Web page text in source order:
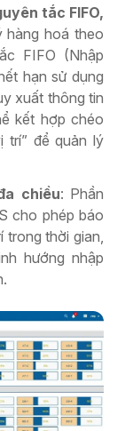
tắc FIFO,
hàng hoá theo
FIFO (Nhập
hạn sử dụng
xuất thông tin
kết hợp chéo
trí” để quản lý
chiều: Phần
cho phép báo
thời gian,
hướng nhập